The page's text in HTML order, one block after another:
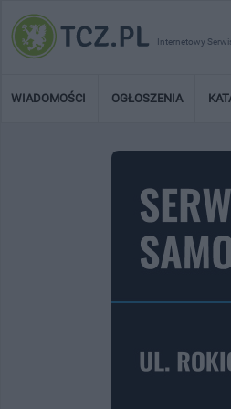
Internetowy
WIADOMOŚCI OGŁOSZENIA